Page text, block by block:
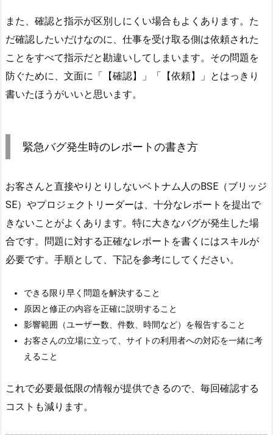
また、確認と指示が区別しにくい場合もよくあります。た
だ確認したいだけなのに、仕事を受け取る側は依頼された
ことをすべて指示だと勘違いしてしまいます。その問題を
防ぐために、文面に「【確認】」「【依頼】」とはっきり
書いたほうがいいと思います。
緊急バグ発生時のレポートの書き方
お客さんと直接やりとりしないベトナム人のBSE（ブリッジ
SE）やプロジェクトリーダーは、十分なレポートを提出で
きないことがよくあります。特に大きなバグが発生した場
合です。問題に対する正確なレポートを書くにはスキルが
必要です。手順として、下記を参考にしてください。
できる限り早く問題を解決すること
原因と修正の内容を正確に説明すること
影響範囲（ユーザー数、件数、時間など）を報告すること
お客さんの立場に立って、サイトの利用者への対応を一緒に考
えること
これで必要最低限の情報が提供できるので、毎回確認する
コストも減ります。